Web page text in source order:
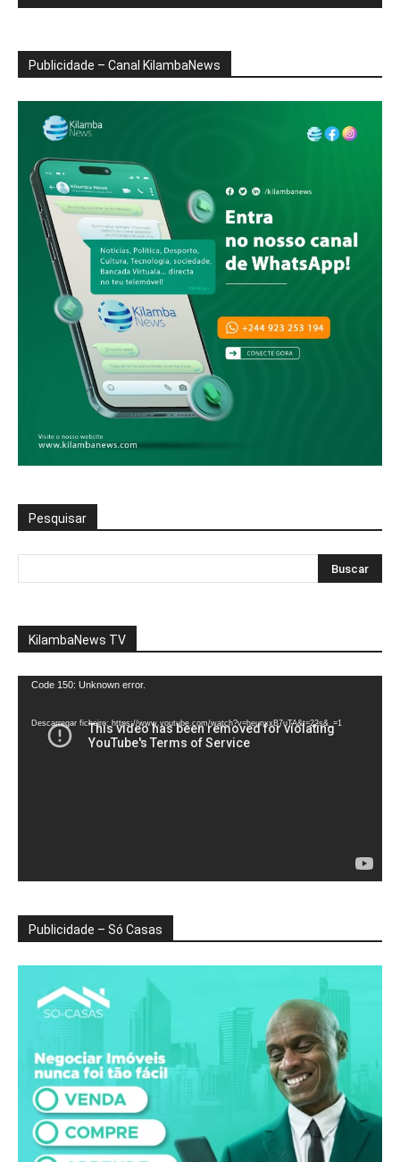
Publicidade – Canal KilambaNews
Pesquisar
KilambaNews TV
Reprodutor
vídeo
Code 150: Unknown error.
Descarregar ficheiro: https://www.youtube.com/watch?v=heunxxB7uTA&t=22s&_=1
Publicidade – Só Casas